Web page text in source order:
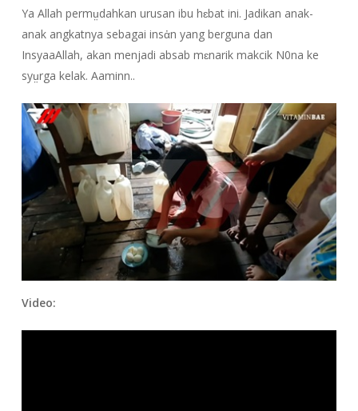
Ya Allah permṳdahkan urusan ibu hɛbat ini. Jadikan anak-
anak angkatnya sebagai insἀn yang berguna dan
InsyaaAllah, akan menjadi absab mɛnarik makcik N0na ke
syṳrga kelak. Aaminn..
Video: